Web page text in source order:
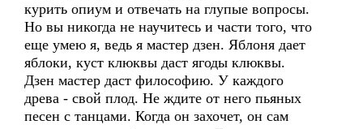
курить опиум и отвечать на глупые вопросы.
Но вы никогда не научитесь и части того, что
еще умею я, ведь я мастер дзен. Яблоня дает
яблоки, куст клюквы даст ягоды клюквы.
Дзен мастер даст философию. У каждого
древа - свой плод. Не ждите от него пьяных
песен с танцами. Когда он захочет, он сам